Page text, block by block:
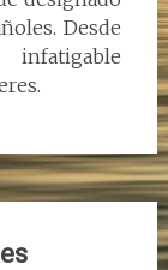
Desde